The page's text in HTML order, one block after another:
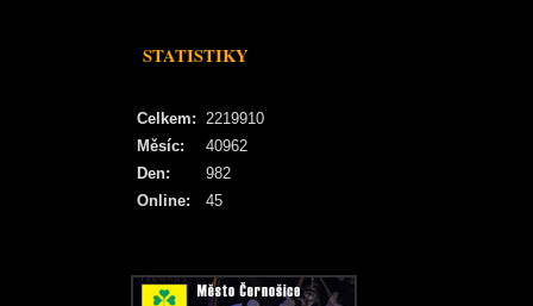
STATISTIKY
Online: 45
Celkem: 2219910
Měsíc:
40962
Den:
982